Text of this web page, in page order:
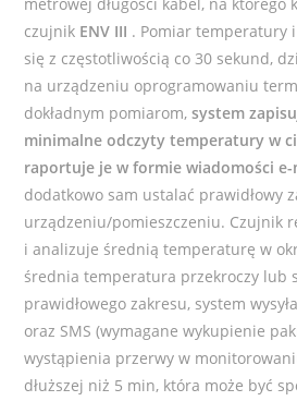
metrowej długości kabel, na którego
czujnik ENV III . Pomiar temperatury
się z częstotliwością co 30 sekund,
na urządzeniu oprogramowaniu
dokładnym pomiarom,system
minimalne odczyty temperatury w
raportuje je w formie wiadomości e-
dodatkowo sam ustalać prawidłowy
urządzeniu/pomieszczeniu. Czujnik
i analizuje średnią temperaturę w
średnia temperatura przekroczy lub
prawidłowego zakresu, system
oraz SMS (wymagane wykupienie
wystąpienia przerwy w
dłuższej niż 5 min, która może być